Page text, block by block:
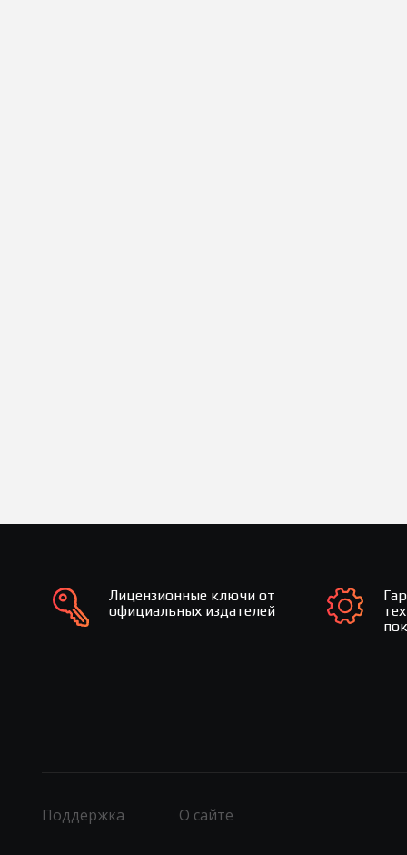
Лицензионные ключи от
официальных издателей
Поддержка О сайте